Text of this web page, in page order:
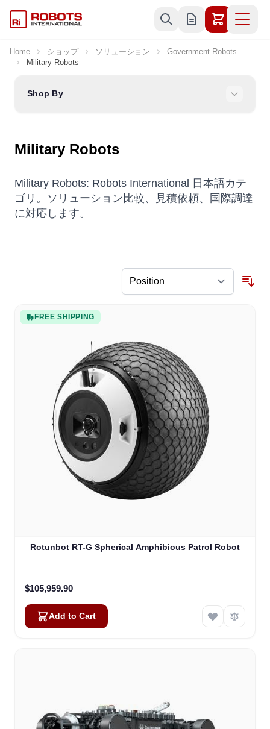
Home ショップ ソリューション
Government Robots
Military Robots
Shop By
Military Robots
Military Robots: Robots International 日本語カテ
ゴリ。ソリューション比較、見積依頼、国際調達
に対応します。
FREE SHIPPING
Rotunbot RT-G Spherical Amphibious Patrol Robot
$105,959.90
Add to Cart